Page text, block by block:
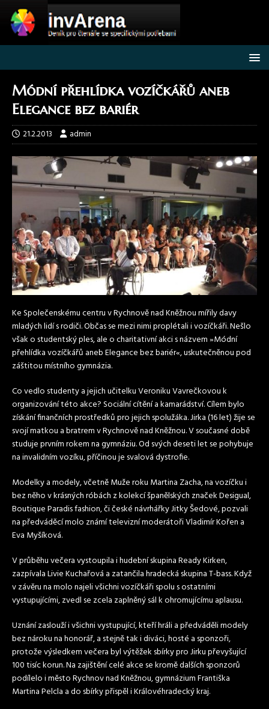
Módní přehlídka vozíčkářů aneb
Elegance bez bariér
21.2.2013 admin
Ke Společenskému centru v Rychnově nad Kněžnou mířily davy
mladých lidí s rodiči. Občas se mezi nimi proplétali i vozíčkáři. Nešlo
však o studentský ples, ale o charitativní akci s názvem »Módní
přehlídka vozíčkářů aneb Elegance bez bariér«, uskutečněnou pod
záštitou místního gymnázia.
Co vedlo studenty a jejich učitelku Veroniku Vavrečkovou k
organizování této akce? Sociální cítění a kamarádství. Cílem bylo
získání finančních prostředků pro jejich spolužáka. Jirka (16 let) žije se
svojí matkou a bratrem v Rychnově nad Kněžnou. V současné době
studuje prvním rokem na gymnáziu. Od svých deseti let se pohybuje
na invalidním vozíku, příčinou je svalová dystrofie.
Modelky a modely, včetně Muže roku Martina Zacha, na vozíčku i
bez něho v krásných róbách z kolekcí španělských značek Desigual,
Boutique Paradis fashion, či české návrhářky Jitky Šedové, pozvali
na předváděcí molo známí televizní moderátoři Vladimír Kořen a
Eva Myšíková.
V průběhu večera vystoupila i hudební skupina Ready Kirken,
zazpívala Livie Kuchařová a zatančila hradecká skupina T-bass. Když
v závěru na molo najeli všichni vozíčkáři spolu s ostatními
vystupujícími, zvedl se zcela zaplněný sál k ohromujícímu aplausu.
Uznání zaslouží i všichni vystupující, kteří hráli a předváděli modely
bez nároku na honorář, a stejně tak i diváci, hosté a sponzoři,
protože výsledkem večera byl výtěžek sbírky pro Jirku převyšující
100 tisíc korun. Na zajištění celé akce se kromě dalších sponzorů
podílelo i město Rychnov nad Kněžnou, gymnázium Františka
Martina Pelcla a do sbírky přispěl i Královéhradecký kraj.